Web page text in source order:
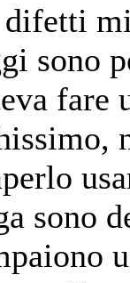
difetti
sono
fare
sono